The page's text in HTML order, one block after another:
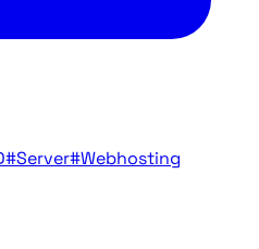
#Server#Webhosting